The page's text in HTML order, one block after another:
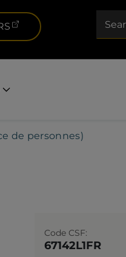
(opens in a new tab)
de personnes)
Code CSF
67142L1FR